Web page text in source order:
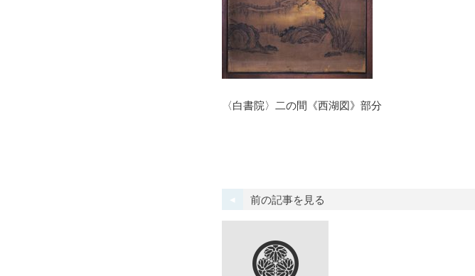
〈白書院〉二の間《西湖図》部分
前の記事を見る